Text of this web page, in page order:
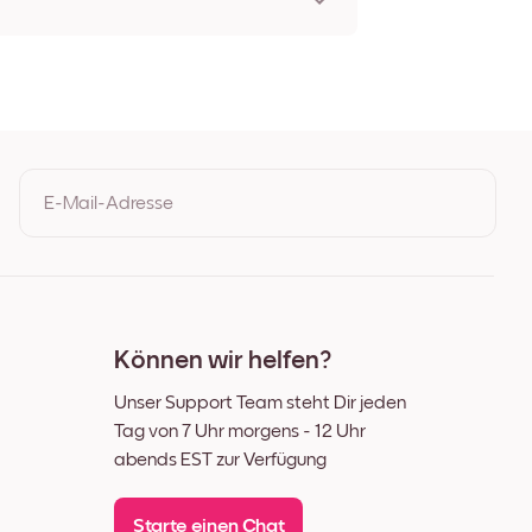
E-Mail-Adresse
Können wir helfen?
Unser Support Team steht Dir jeden
Tag von 7 Uhr morgens - 12 Uhr
abends EST zur Verfügung
Starte einen Chat